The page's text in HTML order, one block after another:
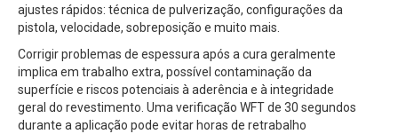
ajustes rápidos: técnica de pulverização, configurações da
pistola, velocidade, sobreposição e muito mais.
Corrigir problemas de espessura após a cura geralmente
implica em trabalho extra, possível contaminação da
superfície e riscos potenciais à aderência e à integridade
geral do revestimento. Uma verificação WFT de 30 segundos
durante a aplicação pode evitar horas de retrabalho